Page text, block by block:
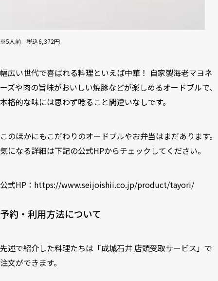
※5人前 税込6,372円
幅広い世代で喜ばれる料理といえば中華！ 自家製海老マヨネ
ーズや肉の旨味がおいしい焼豚などが楽しめるオードブルで、
本格的な味には思わず唸ること間違いなしです。
このほかにもこだわりのオードブルやお弁当はまだあります。
気になる詳細は下記の公式HPからチェックしてください。
公式HP： https://www.seijoishii.co.jp/product/tayori/
予約・利用方法について
先述で紹介した料理たちは「成城石井 店頭受取サービス」で
注文ができます。